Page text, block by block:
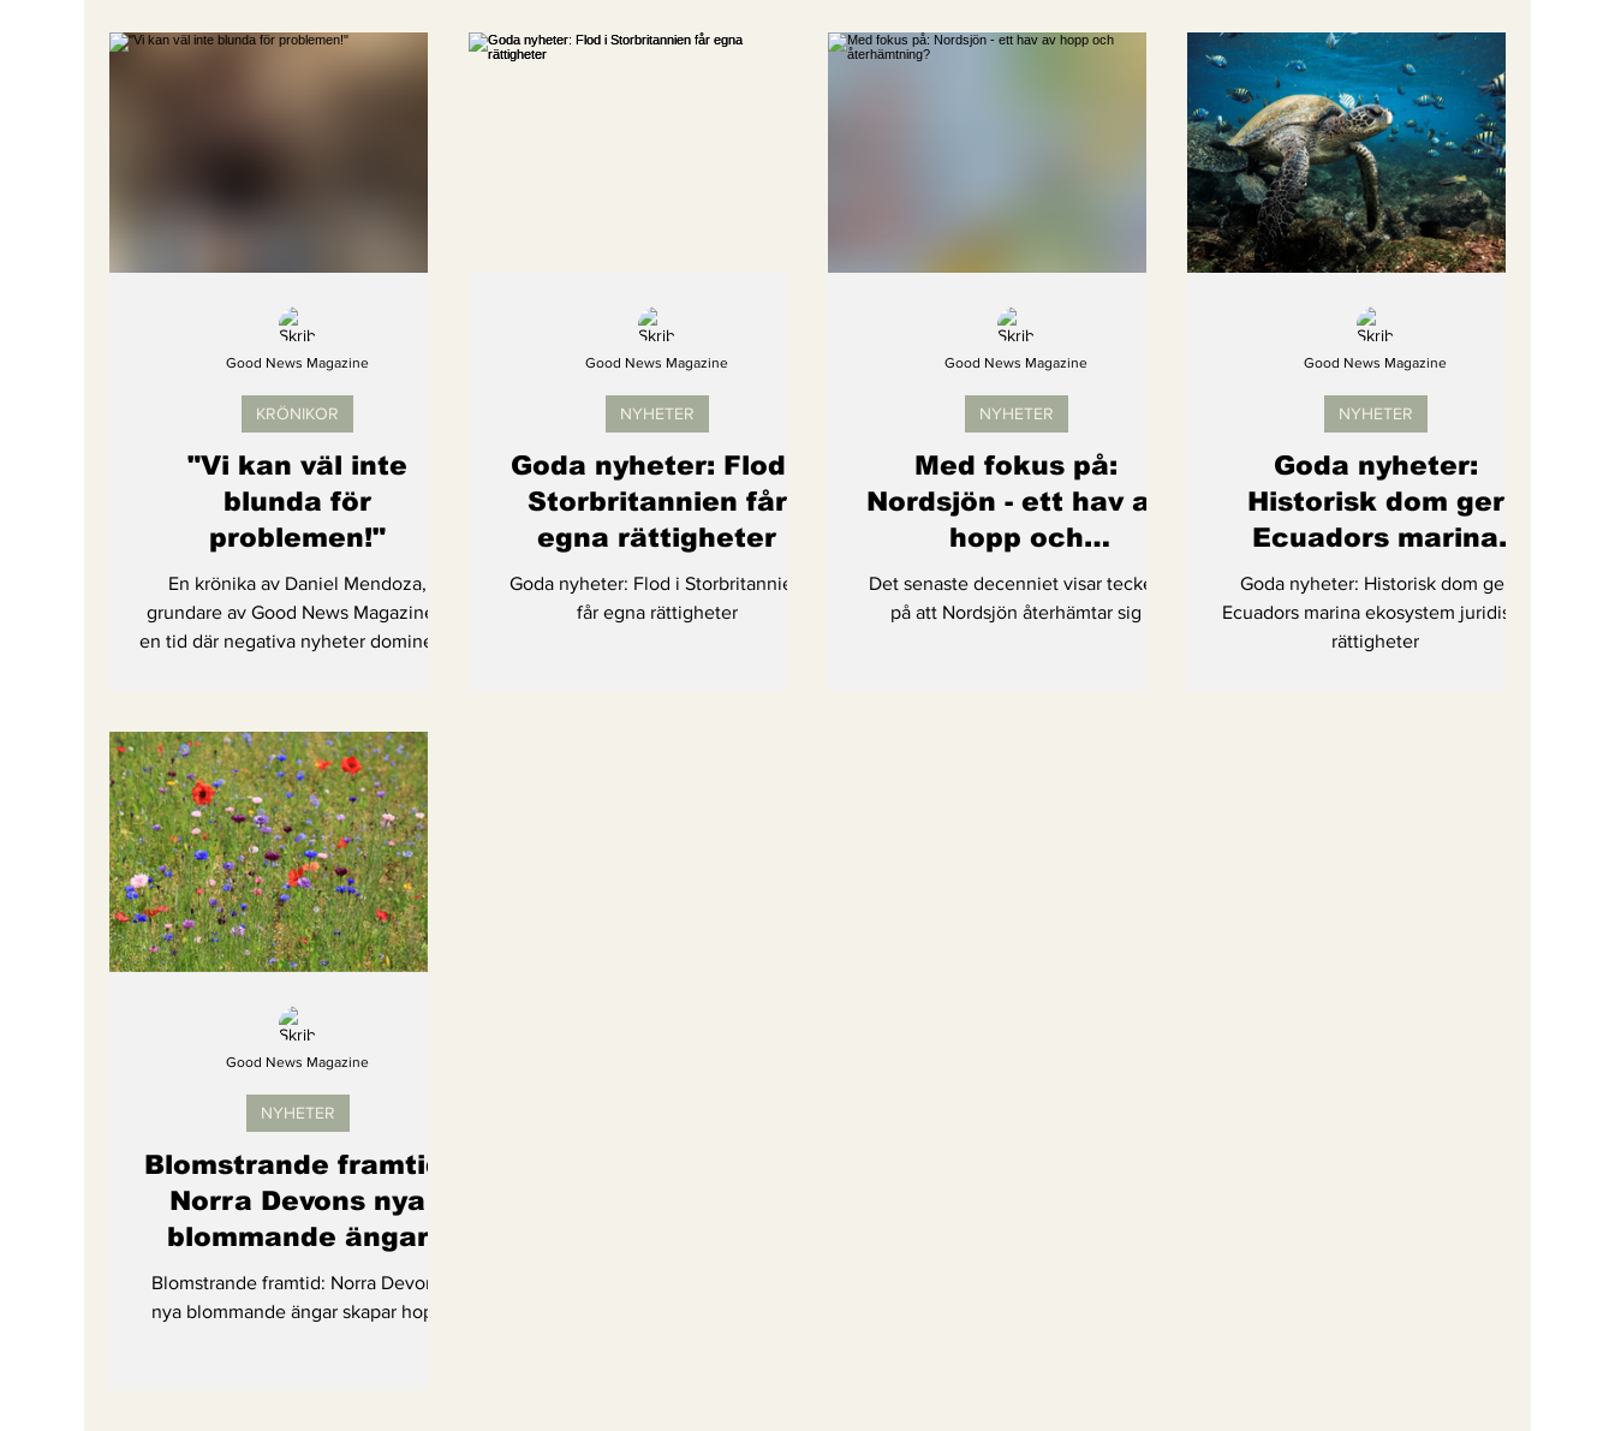
Djurens rättigheter Kvinnors rättigheter Klimatmål Artikel Barns rättigheter
Arter som återhämtar sig
"Vi kan väl inte
blunda för
problemen!"
En krönika av Daniel Mendoza,
grundare av Good News Magazine. I
en tid där negativa nyheter dominerar
sällan får synas. Genom konkreta
exempel, personliga erfarenheter och
hoppfull statistik visar han varför vi
måste sluta blunda för framstegen. En
text om modet att se, sprida och tro
på det goda.
KRÖNIKOR
Good News Magazine
Goda nyheter: Flod i
Storbritannien får
egna rättigheter
Goda nyheter: Flod i Storbritannien
får egna rättigheter
NYHETER
Good News Magazine
Med fokus på:
Nordsjön - ett hav av
hopp och
återhämtning?
Det senaste decenniet visar tecken
på att Nordsjön återhämtar sig
NYHETER
Good News Magazine
Goda nyheter:
Historisk dom ger
Ecuadors marina
ekosystem juridiska
rättigheter
Goda nyheter: Historisk dom ger
Ecuadors marina ekosystem juridiska
rättigheter
NYHETER
Good News Magazine
Blomstrande framtid:
Norra Devons nya
blommande ängar
skapar hopp
Blomstrande framtid: Norra Devons
nya blommande ängar skapar hopp
NYHETER
Good News Magazine